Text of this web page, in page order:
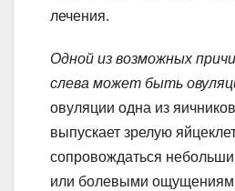
лечения.
Одной из возможных
слева может быть
овуляции одна из
выпускает зрелую
сопровождаться
или болевыми